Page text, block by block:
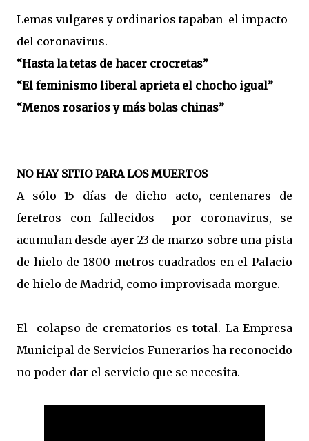
Lemas vulgares y ordinarios tapaban el impacto
del coronavirus.
“Hasta la tetas de hacer crocretas”
“El feminismo liberal aprieta el chocho igual”
“Menos rosarios y más bolas chinas”
NO HAY SITIO PARA LOS MUERTOS
A sólo 15 días de dicho acto, centenares de
feretros con fallecidos
por coronavirus, se
acumulan desde ayer 23 de marzo sobre una pista
de hielo de 1800 metros cuadrados en el Palacio
de hielo de Madrid, como improvisada morgue.
El colapso de crematorios es total. La Empresa
Municipal de Servicios Funerarios ha reconocido
no poder dar el servicio que se necesita.